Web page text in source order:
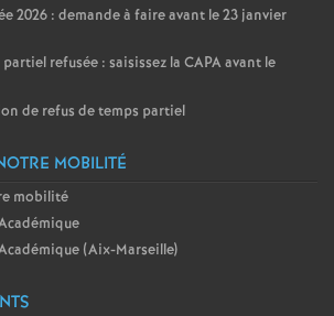
2026 : demande à faire avant le 23 janvier
refusée : saisissez la CAPA avant le
de refus de temps partiel
MOBILITÉ
mobilité
(Aix-Marseille)